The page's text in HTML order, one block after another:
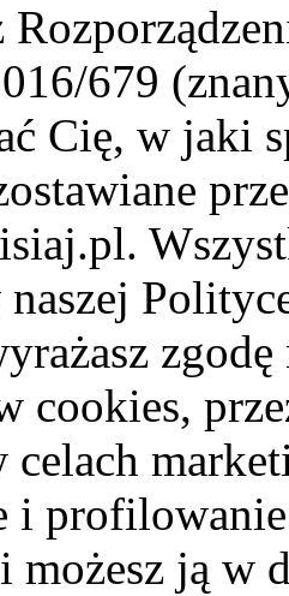
679
Cię, w jaki
naszej
cookies,
celach
i
możesz ją w